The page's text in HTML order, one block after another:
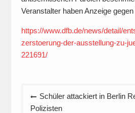
Veranstalter haben Anzeige
https://www.dfb.de/news/detail/
zerstoerung-der-ausstellung-zu-
221691/
Beitragsnavigation
Schüler attackiert in Berlin
Polizisten